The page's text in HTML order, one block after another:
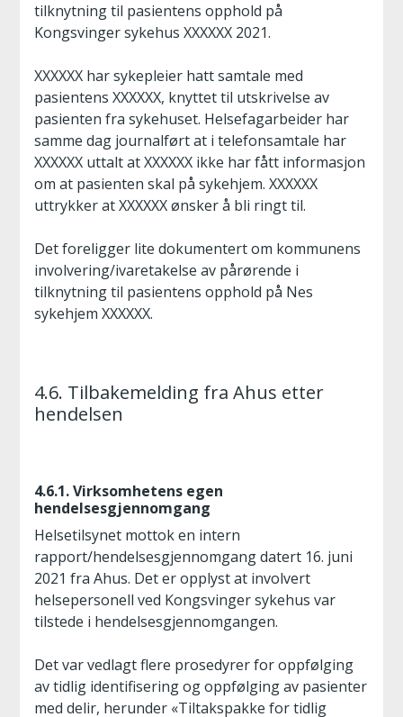
tilknytning til pasientens opphold på
Kongsvinger sykehus XXXXXX 2021.
XXXXXX har sykepleier hatt samtale med
pasientens XXXXXX, knyttet til utskrivelse av
pasienten fra sykehuset. Helsefagarbeider har
samme dag journalført at i telefonsamtale har
XXXXXX uttalt at XXXXXX ikke har fått informasjon
om at pasienten skal på sykehjem. XXXXXX
uttrykker at XXXXXX ønsker å bli ringt til.
Det foreligger lite dokumentert om kommunens
involvering/ivaretakelse av pårørende i
tilknytning til pasientens opphold på Nes
sykehjem XXXXXX.
4.6. Tilbakemelding fra Ahus etter
hendelsen
4.6.1. Virksomhetens egen
hendelsesgjennomgang
Helsetilsynet mottok en intern
rapport/hendelsesgjennomgang datert 16. juni
2021 fra Ahus. Det er opplyst at involvert
helsepersonell ved Kongsvinger sykehus var
tilstede i hendelsesgjennomgangen.
Det var vedlagt flere prosedyrer for oppfølging
av tidlig identifisering og oppfølging av pasienter
med delir, herunder «Tiltakspakke for tidlig